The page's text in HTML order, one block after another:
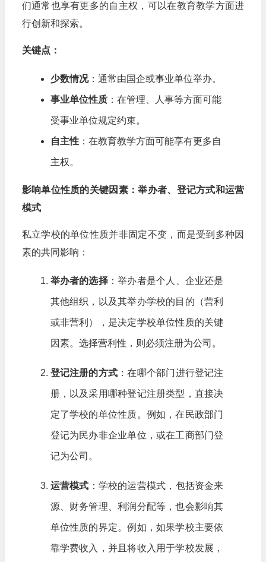
们通常也享有更多的自主权，可以在教育教学方面进
行创新和探索。
关键点：
少数情况：通常由国企或事业单位举办。
事业单位性质：在管理、人事等方面可能
受事业单位规定约束。
自主性：在教育教学方面可能享有更多自
主权。
影响单位性质的关键因素：举办者、登记方式和运营
模式
私立学校的单位性质并非固定不变，而是受到多种因
素的共同影响：
举办者的选择：举办者是个人、企业还是
其他组织，以及其举办学校的目的（营利
或非营利），是决定学校单位性质的关键
因素。选择营利性，则必须注册为公司。
登记注册的方式 ：在哪个部门进行登记注
册，以及采用哪种登记注册类型，直接决
定了学校的单位性质。例如，在民政部门
登记为民办非企业单位，或在工商部门登
记为公司。
运营模式 ：学校的运营模式，包括资金来
源、财务管理、利润分配等，也会影响其
单位性质的界定。例如，如果学校主要依
靠学费收入，并且将收入用于学校发展，